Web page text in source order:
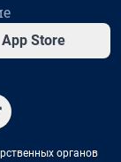
App Store
органов